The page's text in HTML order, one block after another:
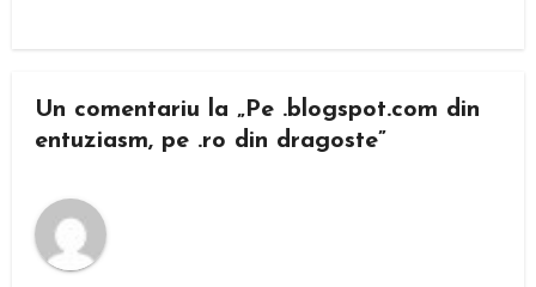
Un comentariu la „Pe .blogspot.com din
entuziasm, pe .ro din dragoste”